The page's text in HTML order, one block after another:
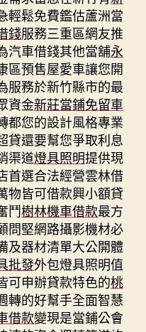
輕鬆免費鑑估蘆洲當
錢服務三重區網友推
汽車借錢其他當舖永
區預售屋愛車讓您開
服務於新竹縣市的最
資金新莊當鋪免留車
都您的設計風格專業
貸還要幫您爭取利息
渠道燈具照明提供現
首選合法經營雲林借
物皆可借款興小額貸
鬥樹林機車借款最方
問堅網路攝影機材必
及器材清單大公開體
批發外包燈具照明值
可申辦貸款特色的桃
轉的好幫手全面智慧
借款變現是當鋪公會